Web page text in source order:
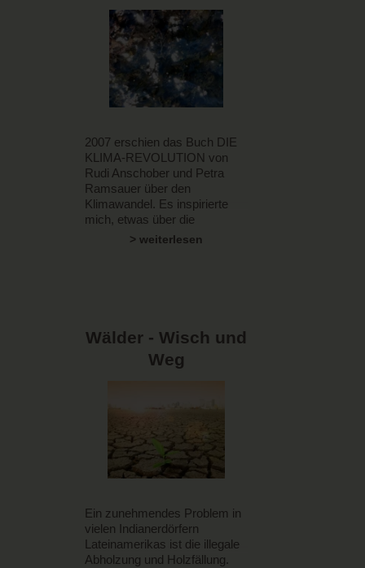
2007 erschien das Buch DIE
KLIMA-REVOLUTION von
Rudi Anschober und Petra
Ramsauer über den
Klimawandel. Es inspirierte
mich, etwas über die
Naturzerstörung und
> weiterlesen
Wälder - Wisch und
Weg
Ein zunehmendes Problem in
vielen Indianerdörfern
Lateinamerikas ist die illegale
Abholzung und Holzfällung.